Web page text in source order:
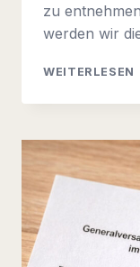
zu
werden wir
WEITERLESEN